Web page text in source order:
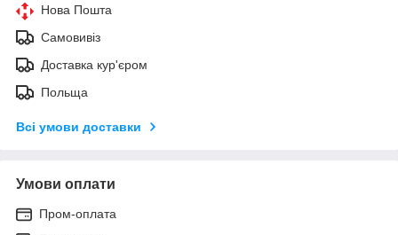
Нова Пошта
Самовивіз
Доставка кур'єром
Польща
Всі умови доставки
Умови оплати
Пром-оплата